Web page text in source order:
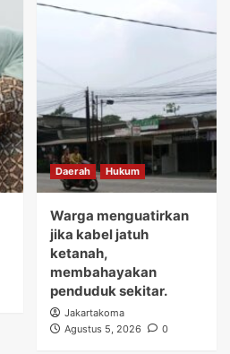
Daerah Hukum
Warga menguatirkan
jika kabel jatuh
ketanah,
membahayakan
penduduk sekitar.
Jakartakoma
Agustus 5, 2026
0